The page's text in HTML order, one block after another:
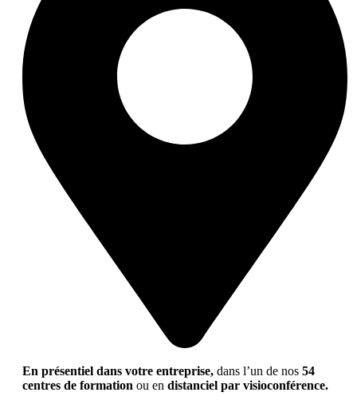
En présentiel dans votre entreprise, dans l’un de nos 54
centres de formation ou en distanciel par visioconférence.